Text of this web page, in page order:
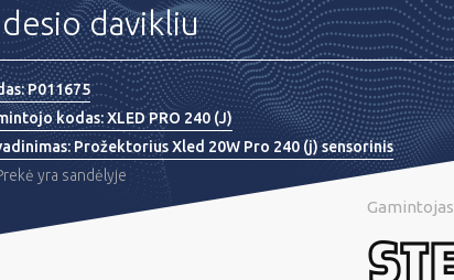
davikliu
P011675
kodas:XLED PRO 240 (J)
Prožektorius Xled 20W Pro 240 (j) sensorinis
yra sandėlyje
Gamintojas